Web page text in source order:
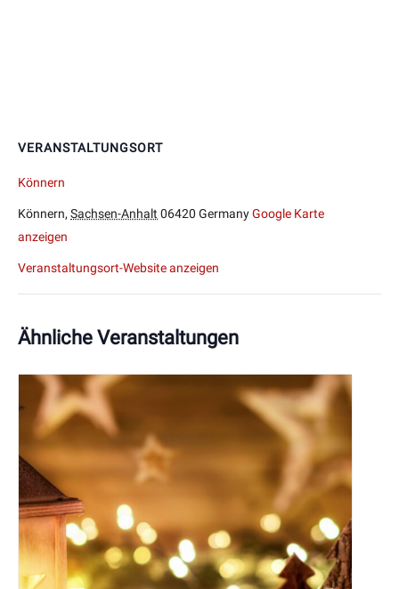
VERANSTALTUNGSORT
Könnern
Könnern, Sachsen-Anhalt 06420 GermanyGoogle Karte
anzeigen
Veranstaltungsort-Website anzeigen
Ähnliche Veranstaltungen